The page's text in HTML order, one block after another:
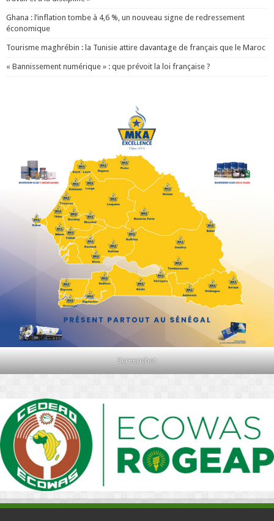
Ghana : l’inflation tombe à 4,6 %, un nouveau signe de redressement
économique
Tourisme maghrébin : la Tunisie attire davantage de français que le Maroc
« Bannissement numérique » : que prévoit la loi française ?
Screenshot